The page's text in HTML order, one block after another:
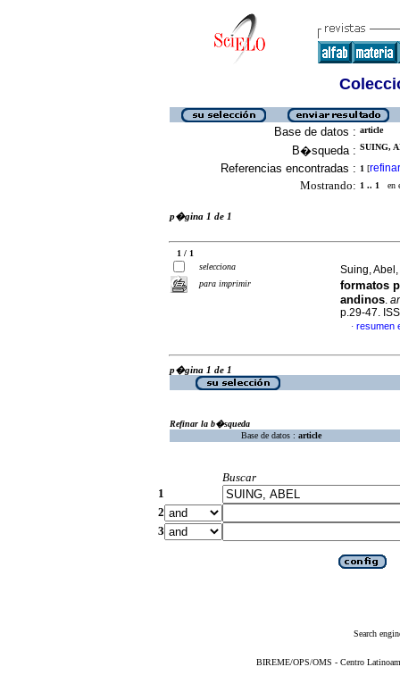
Base de datos : article
B�squeda : SUING,
Referencias encontradas : 1 [refinar
Mostrando: 1 .. 1 en
p�gina 1 de 1
1 / 1
selecciona
para imprimir
Suing,
formatos
andinos.
p.29-47.
· resumen
p�gina 1 de 1
Refinar la b�squeda
Base de datos : article
Buscar
1
2
3
Search
BIREME/OPS/OMS - Centro